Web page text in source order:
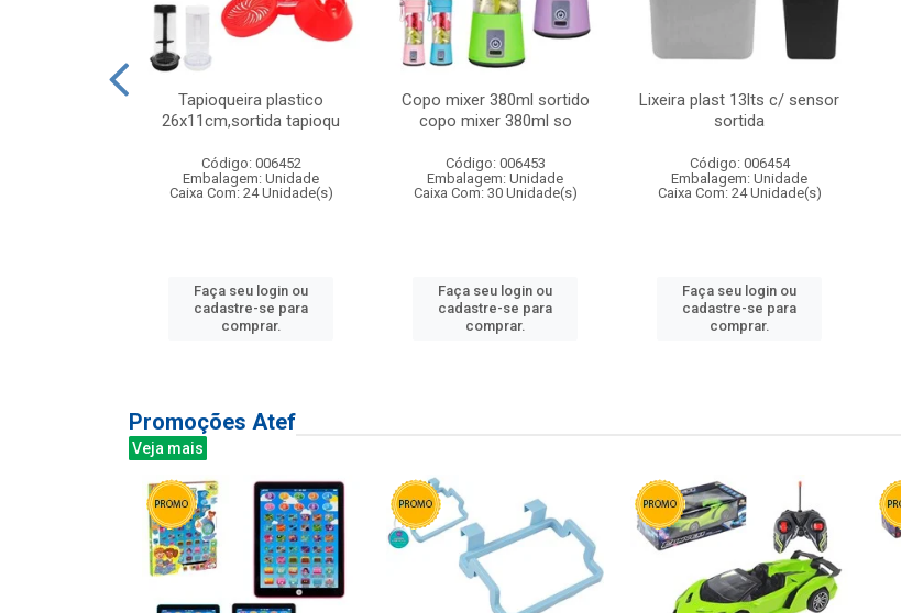
Tapioqueira plastico
26x11cm,sortida tapioqu
Código: 006452
Embalagem: Unidade
Caixa Com: 24 Unidade(s)
Faça seu login ou
cadastre-se para
comprar.
Copo mixer 380ml sortido
copo mixer 380ml so
Código: 006453
Embalagem: Unidade
Caixa Com: 30 Unidade(s)
Faça seu login ou
cadastre-se para
comprar.
Lixeira plast 13lts c/ sensor
sortida
Código: 006454
Embalagem: Unidade
Caixa Com: 24 Unidade(s)
Faça seu login ou
cadastre-se para
comprar.
Promoções Atef
Veja mais